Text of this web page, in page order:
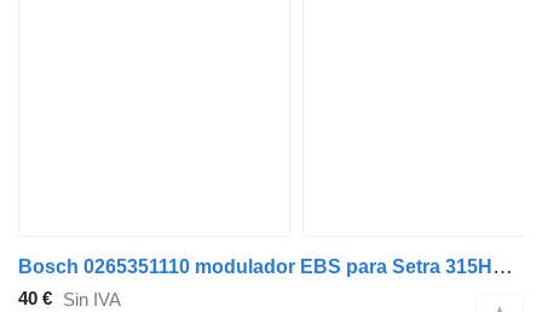
Bosch 0265351110 modulador EBS para Setra 315HD autobús
40 € Sin IVA